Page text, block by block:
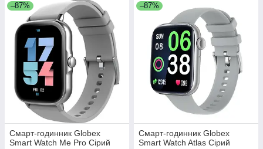
–87%
Смарт-годинник Globex
Smart Watch Me Pro Сірий
–87%
Смарт-годинник Globex
Smart Watch Atlas Сірий